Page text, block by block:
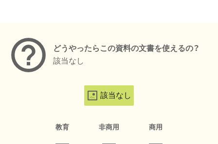
どうやったらこの資料の文書を使えるの？
該当なし
該当なし
教育 非商用 商用